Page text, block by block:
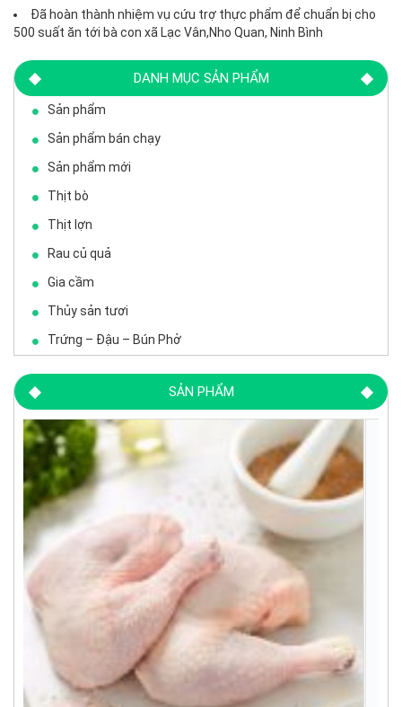
Đã hoàn thành nhiệm vụ cứu trợ thực phẩm để chuẩn bị cho
500 suất ăn tới bà con xã Lạc Vân,Nho Quan, Ninh Bình
DANH MỤC SẢN PHẨM
Sản phẩm
Sản phẩm bán chạy
Sản phẩm mới
Thịt bò
Thịt lợn
Rau củ quả
Gia cầm
Thủy sản tươi
Trứng – Đậu – Bún Phở
SẢN PHẨM